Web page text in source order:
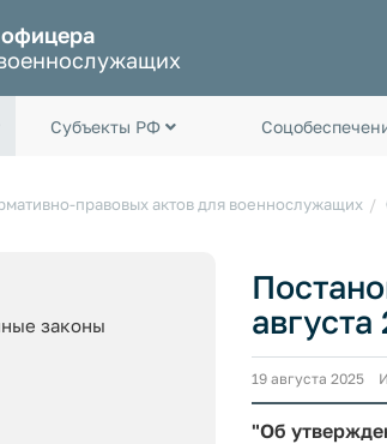
Субъекты РФ
правовых актов для военнослужащих
законы
19 августа 2025
"Об